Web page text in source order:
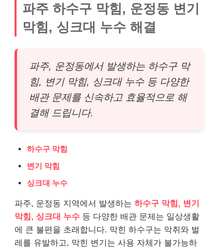
파주 하수구 막힘, 운정동 변기
막힘, 싱크대 누수 해결
파주, 운정동에서 발생하는 하수구 막
힘, 변기 막힘, 싱크대 누수 등 다양한
배관 문제를 신속하고 효율적으로 해
결해 드립니다.
하수구 막힘
변기 막힘
싱크대 누수
파주, 운정동 지역에서 발생하는 하수구 막힘, 변기
막힘, 싱크대 누수 등 다양한 배관 문제는 일상생활
에 큰 불편을 초래합니다. 막힌 하수구는 악취와 벌
레를 유발하고, 막힌 변기는 사용 자체가 불가능하